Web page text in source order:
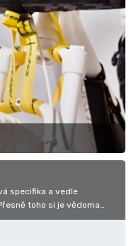
specifika a vedle
toho si je vědoma